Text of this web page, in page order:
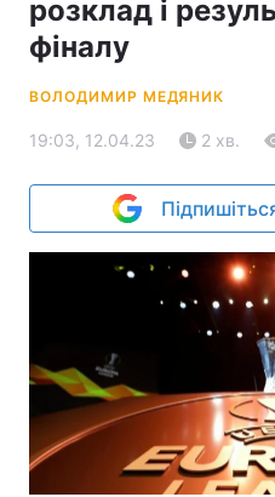
розклад і
фіналу
ВОЛОДИМИР МЕДЯНИК
19:03, 12.04.23 2 хв.